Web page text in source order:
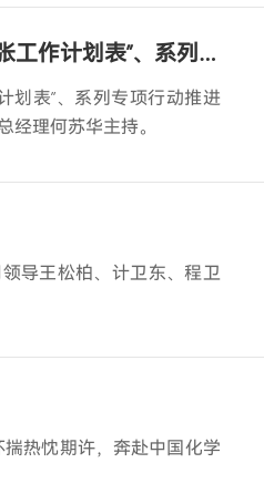
聚力攻坚三季度！公司召开二季度研讨会、经营工作会、经济活动分析会暨“三张工作计划表”、系列专项行动推进会
划表”、系列专项行动推进
理何苏华主持。
导王松柏、计卫东、程卫
热忱期许，奔赴中国化学